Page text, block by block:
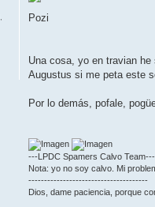
Pozi
Una cosa, yo en travian
Augustus si me peta este
Por lo demás, pofale,
---LPDC Spamers Calvo Team---
Nota: yo no soy calvo. Mi
--------------------------------------
Dios, dame paciencia, porque